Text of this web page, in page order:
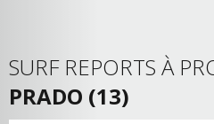
SURF REPORTS À
PRADO (13)